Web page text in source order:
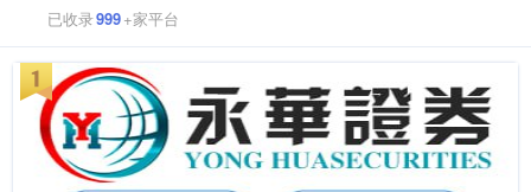
已收录999+家平台